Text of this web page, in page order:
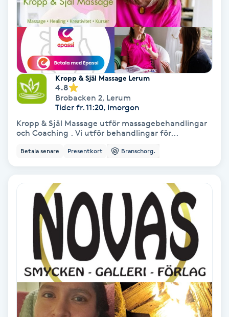
Färgning
Föning
Gel naglar
Gellack med förstärkning
Gravidmassage
Gravidyoga
Gruppträning
Gua Sha-massage
Kropp & Själ Massage Lerum
4.8
Brobacken 2, Lerum
Tider fr. 11:20, Imorgon
Kropp & Själ Massage utför massagebehandlingar
och Coaching . Vi utför behandlingar för...
Betala senare Presentkort Branschorg.